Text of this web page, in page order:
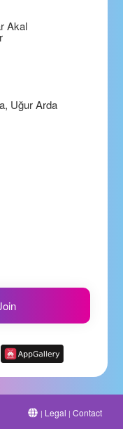
Akal
Uğur Arda
| Legal | Contact